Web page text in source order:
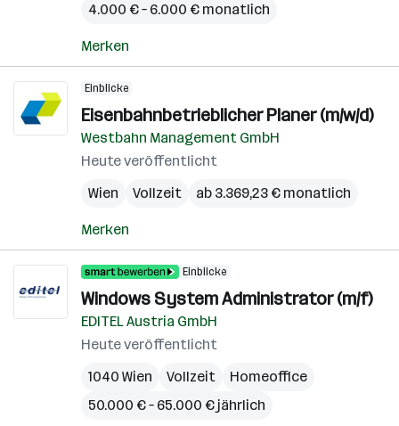
4.000 € – 6.000 € monatlich
Merken
Einblicke
Eisenbahnbetrieblicher Planer (m/w/d)
Westbahn Management GmbH
Heute veröffentlicht
Wien
Vollzeit ab 3.369,23 € monatlich
Merken
Einblicke
Windows System Administrator (m/f)
EDITEL Austria GmbH
Heute veröffentlicht
1040 Wien
Vollzeit
Homeoffice
50.000 € – 65.000 € jährlich